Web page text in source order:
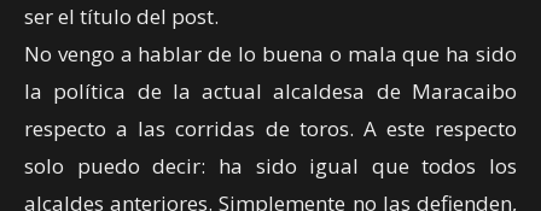
ser el título del post.
No vengo a hablar de lo buena o mala que ha sido
la política de la actual alcaldesa de Maracaibo
respecto a las corridas de toros. A este respecto
solo puedo decir: ha sido igual que todos los
alcaldes anteriores. Simplemente no las defienden,